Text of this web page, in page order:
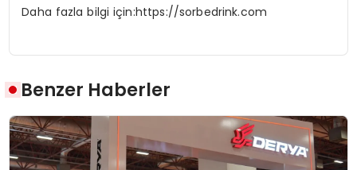
Daha fazla bilgi için:https://sorbedrink.com
Benzer Haberler